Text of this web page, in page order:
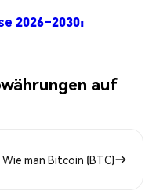
2026–2030:
auf
Wie man Bitcoin (BTC)